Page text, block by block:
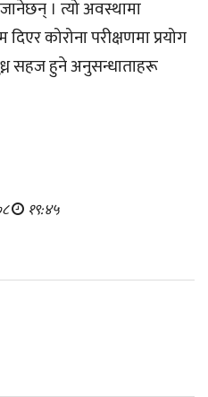
। त्यो अवस्थामा
कोरोना परीक्षणमा प्रयोग
सहज हुने अनुसन्धाताहरू
१९:४५